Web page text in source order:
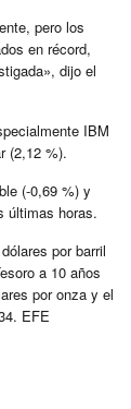
pero los
en récord,
dijo el
IBM
(2,12 %).
(-0,69 %) y
últimas horas.
por barril
a 10 años
por onza y el
EFE